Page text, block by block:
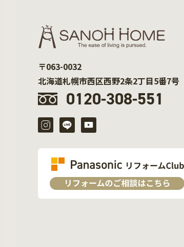
〒063-0032
北海道札幌市西区西野2条2丁目5番7号
0120-308-551